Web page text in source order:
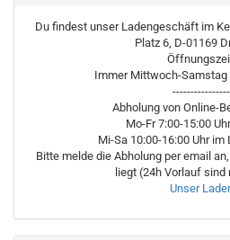
Du findest unser Ladengeschäft im
Platz 6, D-01169
Immer Mittwoch-Samstag
----------------
Abholung von Online-
Mo-Fr 7:00-15:00
Mi-Sa 10:00-16:00 Uhr
Bitte melde die Abholung per email
liegt (24h Vorlauf
Unser